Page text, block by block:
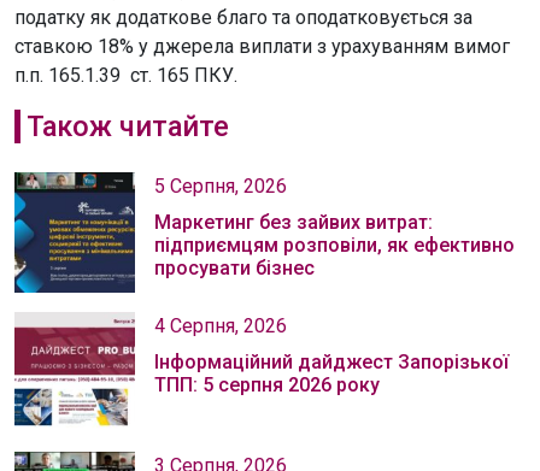
податку як додаткове благо та оподатковується за
ставкою 18% у джерела виплати з урахуванням вимог
п.п. 165.1.39 ст. 165 ПКУ.
Також читайте
5 Серпня, 2026
Маркетинг без зайвих витрат:
підприємцям розповіли, як ефективно
просувати бізнес
4 Серпня, 2026
Інформаційний дайджест Запорізької
ТПП: 5 серпня 2026 року
3 Серпня, 2026